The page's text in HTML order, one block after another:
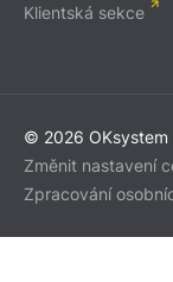
Klientská sekce
© 2026 OKsystem
Změnit nastavení
Zpracování